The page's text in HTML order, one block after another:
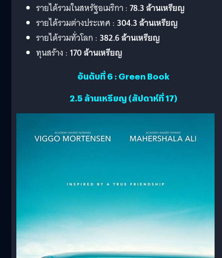
รายได้รวมในสหรัฐอเมริกา : 78.3ล้านเหรียญ
รายได้รวมต่างประเทศ : 304.3 ล้านเหรียญ
รายได้รวมทั่วโลก : 382.6 ล้านเหรียญ
ทุนสร้าง : 170 ล้านเหรียญ
อันดับที่ 6 : Green Book
2.5 ล้านเหรียญ (สัปดาห์ที่ 17)